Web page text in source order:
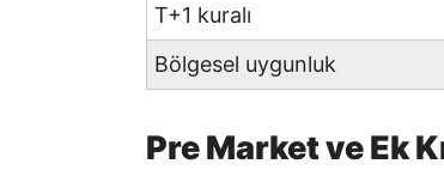
T+1 kuralı
Bölgesel uygunluk
Pre Market ve Ek